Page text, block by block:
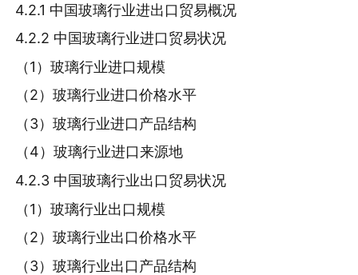
4.2.1 中国玻璃行业进出口贸易概况
4.2.2 中国玻璃行业进口贸易状况
（1）玻璃行业进口规模
（2）玻璃行业进口价格水平
（3）玻璃行业进口产品结构
（4）玻璃行业进口来源地
4.2.3 中国玻璃行业出口贸易状况
（1）玻璃行业出口规模
（2）玻璃行业出口价格水平
（3）玻璃行业出口产品结构